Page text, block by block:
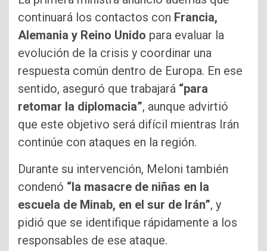
continuará los contactos con Francia,
Alemania y Reino Unido para evaluar la
evolución de la crisis y coordinar una
respuesta común dentro de Europa. En ese
sentido, aseguró que trabajará “para
retomar la diplomacia”, aunque advirtió
que este objetivo será difícil mientras Irán
continúe con ataques en la región.
Durante su intervención, Meloni también
condenó “la masacre de niñas en la
escuela de Minab, en el sur de Irán”, y
pidió que se identifique rápidamente a los
responsables de ese ataque.